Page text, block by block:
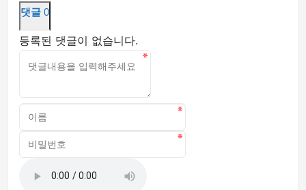
댓글 0
등록된 댓글이 없습니다.